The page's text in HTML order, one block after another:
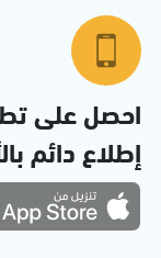
احصل على
إطلاع دائم